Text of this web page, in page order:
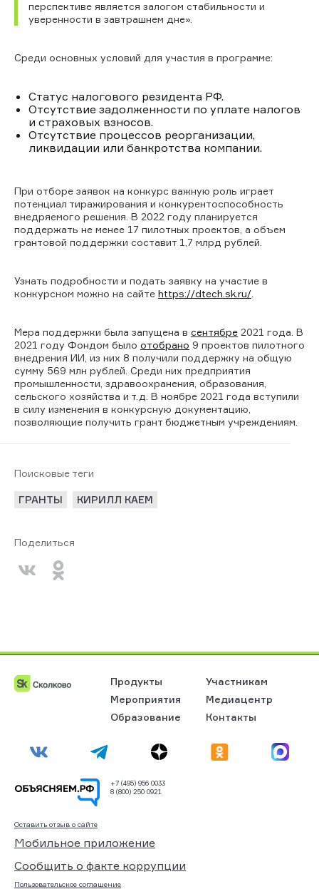
перспективе является залогом стабильности и
уверенности в завтрашнем дне».
Среди основных условий для участия в программе:
Статус налогового резидента РФ.
Отсутствие задолженности по уплате налогов
и страховых взносов.
Отсутствие процессов реорганизации,
ликвидации или банкротства компании.
При отборе заявок на конкурс важную роль играет
потенциал тиражирования и конкурентоспособность
внедряемого решения. В 2022 году планируется
поддержать не менее 17 пилотных проектов, а объем
грантовой поддержки составит 1,7 млрд рублей.
Узнать подробности и подать заявку на участие в
конкурсном можно на сайте https://dtech skru/
Мера поддержки была запущена в сентябре 2021 года. В
2021 году Фондом было отобрано 9 проектов пилотного
внедрения ИИ, из них 8 получили поддержку на общую
сумму 569 млн рублей. Среди них предприятия
промышленности, здравоохранения, образования,
сельского хозяйства и т.д. В ноябре 2021 года вступили
в силу изменения в конкурсную документацию,
позволяющие получить грант бюджетным учреждениям.
Поисковые теги
ГРАНТЫ КИРИЛЛ КАЕМ
Поделиться
Продукты
Участникам
Мероприятия
Медиацентр
Образование
Контакты
+7 (495) 956 0033
8 (800) 250 0921
Оставить отзыв о сайте
Мобильное приложение
Сообщить о факте коррупции
Пользовательское соглашение